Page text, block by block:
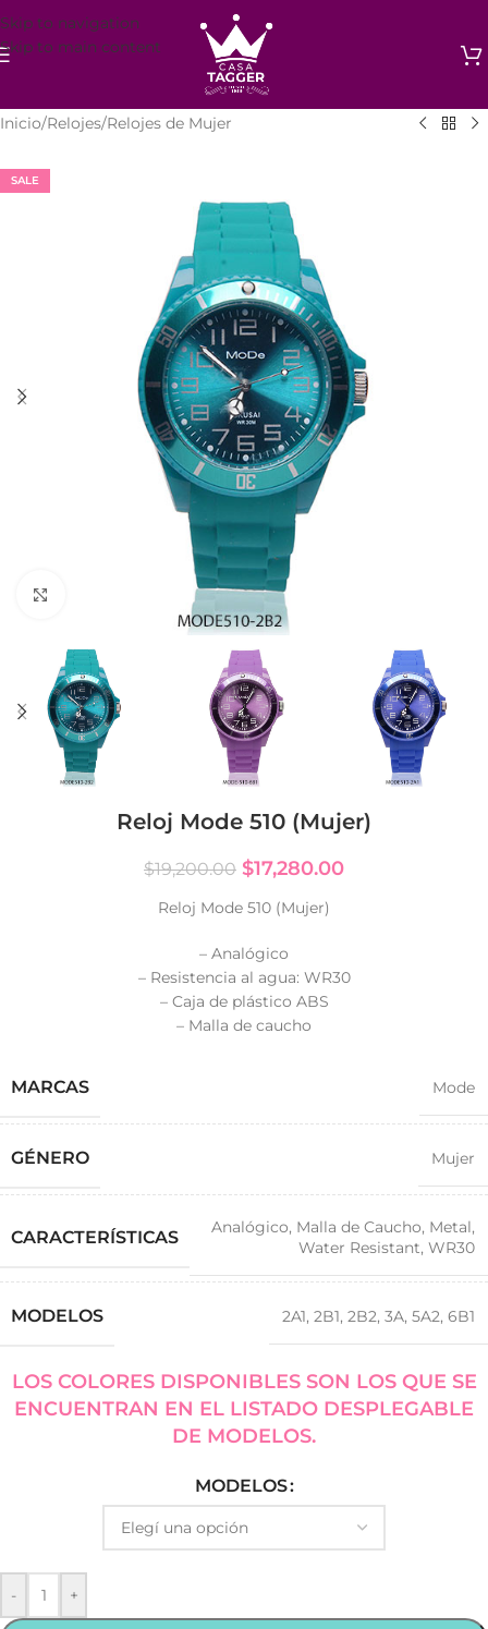
Skip to navigation
Skip to main content
Inicio/Relojes/Relojes de Mujer
SALE
Reloj Mode 510 (Mujer)
$19,200.00 $17,280.00
Reloj Mode 510 (Mujer)
– Analógico
– Resistencia al agua: WR30
– Caja de plástico ABS
– Malla de caucho
MARCAS Mode
GÉNERO Mujer
CARACTERÍSTICAS Analógico, Malla de Caucho, Metal,
Water Resistant, WR30
MODELOS 2A1, 2B1, 2B2, 3A, 5A2, 6B1
LOS COLORES DISPONIBLES SON LOS QUE SE
ENCUENTRAN EN EL LISTADO DESPLEGABLE
DE MODELOS.
MODELOS
- +